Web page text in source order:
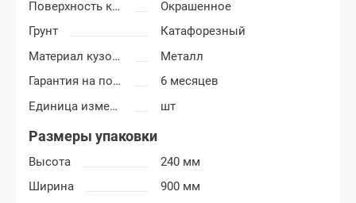
Поверхность крыла
Окрашенное
Грунт
Катафорезный
Материал кузовных деталей
Металл
Гарантия на покраску
6 месяцев
Единица измерения
шт
Размеры упаковки
Высота
240 мм
Ширина
900 мм